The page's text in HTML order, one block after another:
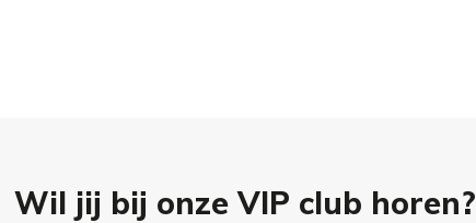
aan de lucht drogen
Wil jij bij onze VIP club horen?